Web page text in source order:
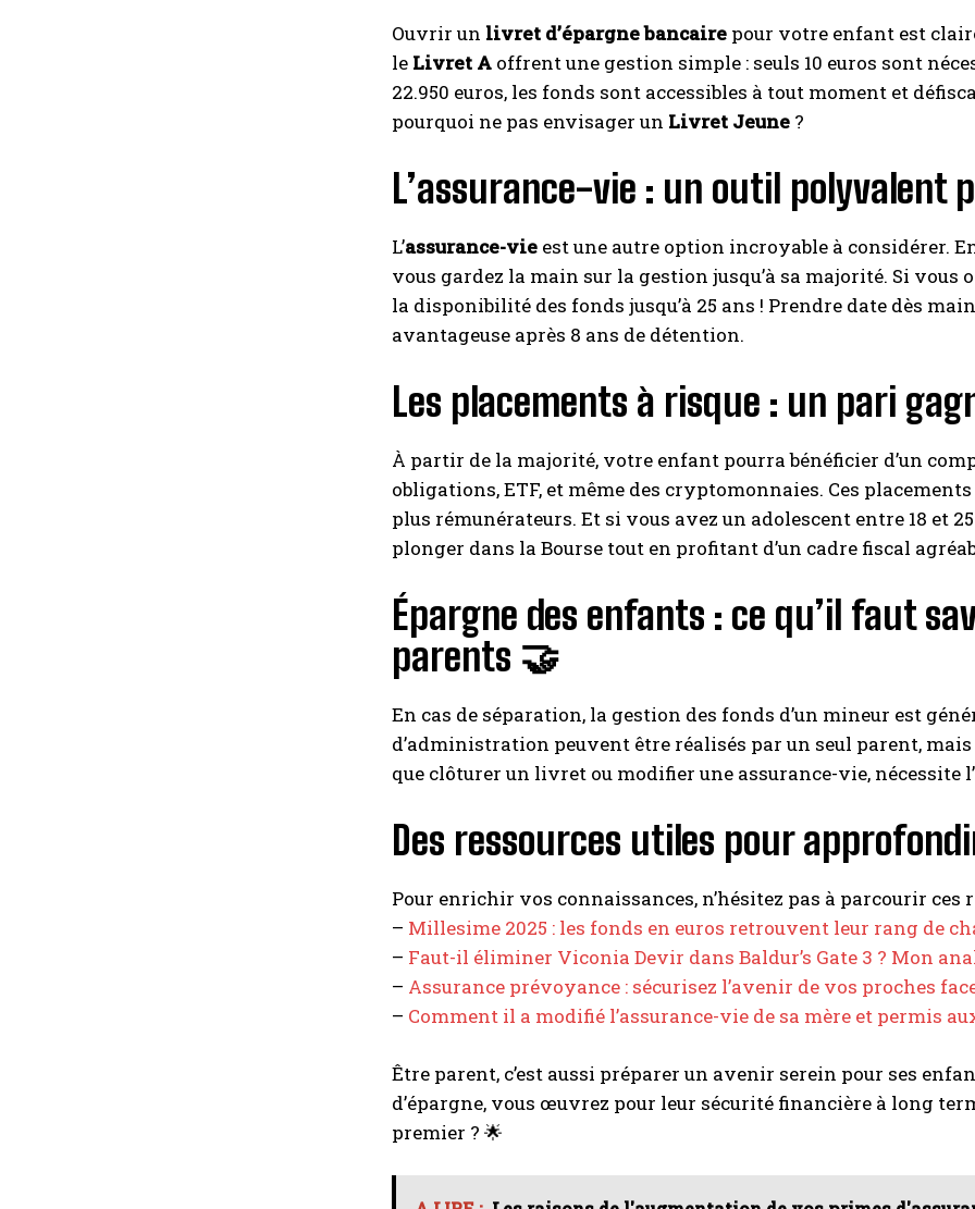
Ouvrir un livret d’épargne bancaire pour votre enfant est
le Livret A offrent une gestion simple : seuls 10 euros sont
22.950 euros, les fonds sont accessibles à tout moment et
pourquoi ne pas envisager un Livret Jeune ?
L’assurance-vie : un outil polyvalent
L’assurance-vie est une autre option incroyable à considérer.
vous gardez la main sur la gestion jusqu’à sa majorité. Si
la disponibilité des fonds jusqu’à 25 ans ! Prendre date dès
avantageuse après 8 ans de détention.
Les placements à risque : un pari
À partir de la majorité, votre enfant pourra bénéficier d’un
obligations, ETF, et même des cryptomonnaies. Ces
plus rémunérateurs. Et si vous avez un adolescent entre 18 et
plonger dans la Bourse tout en profitant d’un cadre fiscal
Épargne des enfants : ce qu’il faut
parents 🤝
En cas de séparation, la gestion des fonds d’un mineur est
d’administration peuvent être réalisés par un seul parent,
que clôturer un livret ou modifier une assurance-vie, nécessite
Des ressources utiles pour
Pour enrichir vos connaissances, n’hésitez pas à parcourir ces
– Millesime 2025 : les fonds en euros retrouvent leur rang de
– Faut-il éliminer Viconia Devir dans Baldur’s Gate 3 ? Mon
– Assurance prévoyance : sécurisez l’avenir de vos proches
– Comment il a modifié l’assurance-vie de sa mère et permis
Être parent, c’est aussi préparer un avenir serein pour ses
d’épargne, vous œuvrez pour leur sécurité financière à long
premier ? 🌟